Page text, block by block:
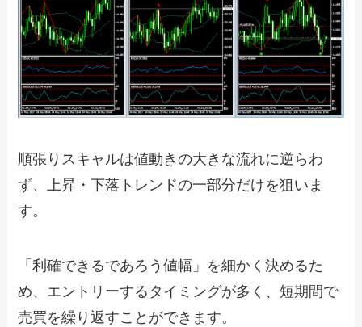
順張りスキャルは値動きの大きな流れに逆らわ
ず、上昇・下落トレンドの一部分だけを狙いま
す。
「利確できるであろう値幅」を細かく決めるた
め、エントリーするタイミングが多く、短期間で
売買を繰り返すことができます。